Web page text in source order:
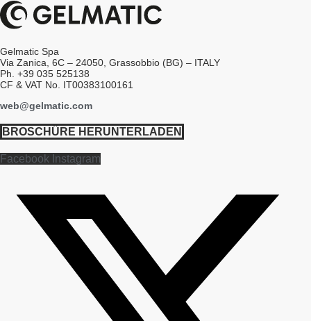
Gelmatic Spa
Via Zanica, 6C – 24050, Grassobbio (BG) – ITALY
Ph. +39 035 525138
CF & VAT No. IT00383100161
web@gelmatic.com
BROSCHÜRE HERUNTERLADEN
Facebook Instagram